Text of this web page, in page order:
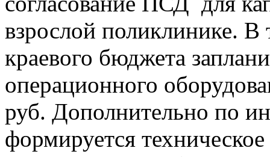
взрослой поликлинике.
краевого бюджета
операционного
руб. Дополнительно по
формируется